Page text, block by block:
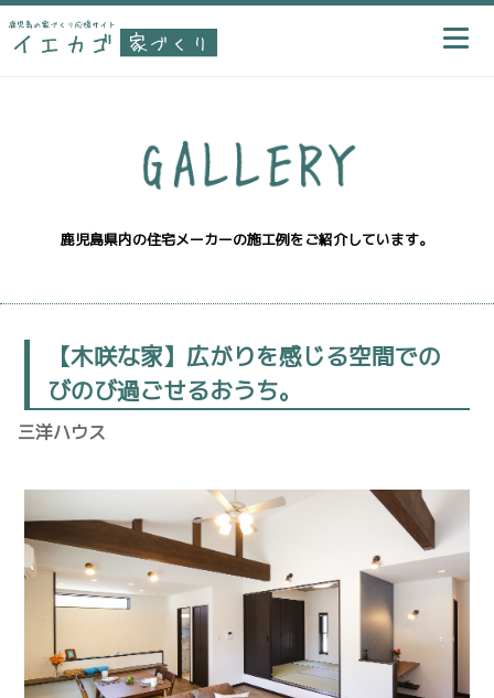
鹿児島県内の住宅メーカーの施工例をご紹介しています。
【木咲な家】広がりを感じる空間での
びのび過ごせるおうち。
三洋ハウス